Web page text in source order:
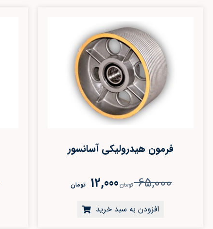
فرمون هيدروليکي آسانسور
65,000 تومان12,000 تومان
افزودن به سبد خرید